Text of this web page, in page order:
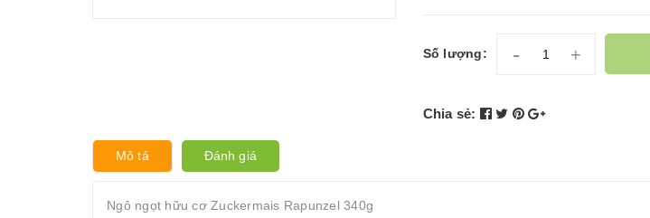
Số lượng: - +
Chia sẻ:
Mô tả Đánh giá
Ngô ngọt hữu cơ Zuckermais Rapunzel 340g